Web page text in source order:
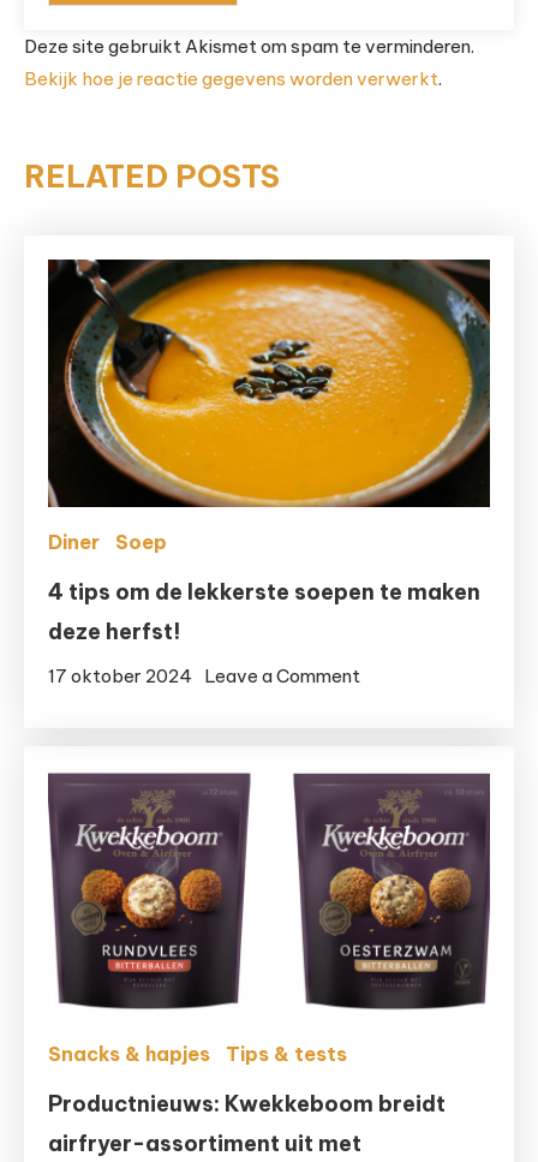
Deze site gebruikt Akismet om spam te verminderen.
Bekijk hoe je reactie gegevens worden verwerkt.
RELATED POSTS
Diner Soep
4 tips om de lekkerste soepen te maken
deze herfst!
17 oktober 2024 Leave a Comment
om
de
lekkerste
soepen
te
maken
deze
Snacks & hapjes Tips & tests
Productnieuws: Kwekkeboom breidt
airfryer-assortiment uit met